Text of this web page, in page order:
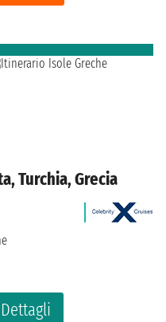
Turchia, Grecia
Dettagli